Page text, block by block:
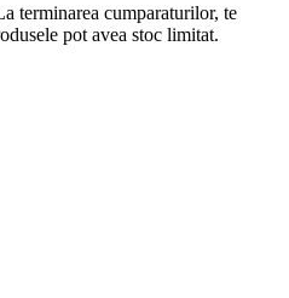
terminarea cumparaturilor, te
pot avea stoc limitat.